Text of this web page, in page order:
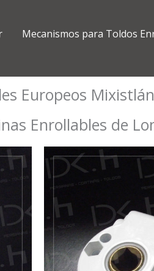
Mecanismos para Toldos
Europeos
Enrollables de